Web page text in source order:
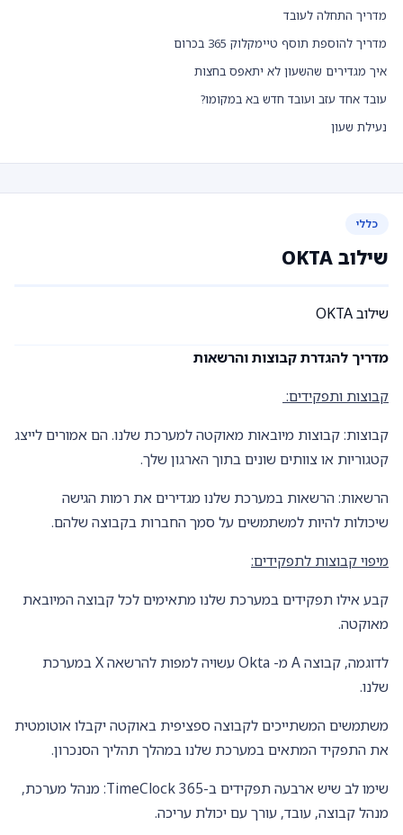
מדריך התחלה לעובד
מדריך להוספת תוסף טיימקלוק 365 בכרום
איך מגדירים שהשעון לא יתאפס בחצות
עובד אחד עזב ועובד חדש בא במקומו?
נעילת שעון
כללי
שילוב OKTA
שילוב OKTA
מדריך להגדרת קבוצות והרשאות
קבוצות ותפקידים:
קבוצות: קבוצות מיובאות מאוקטה למערכת שלנו. הם אמורים לייצג
קטגוריות או צוותים שונים בתוך הארגון שלך.
הרשאות: הרשאות במערכת שלנו מגדירים את רמות הגישה
שיכולות להיות למשתמשים על סמך החברות בקבוצה שלהם.
מיפוי קבוצות לתפקידים:
קבע אילו תפקידים במערכת שלנו מתאימים לכל קבוצה המיובאת
מאוקטה.
לדוגמה, קבוצה A מ- Okta עשויה למפות להרשאה X במערכת
שלנו.
משתמשים המשתייכים לקבוצה ספציפית באוקטה יקבלו אוטומטית
את התפקיד המתאים במערכת שלנו במהלך תהליך הסנכרון.
שימו לב שיש ארבעה תפקידים ב-TimeClock 365: מנהל מערכת,
מנהל קבוצה, עובד, עורך עם יכולת עריכה.